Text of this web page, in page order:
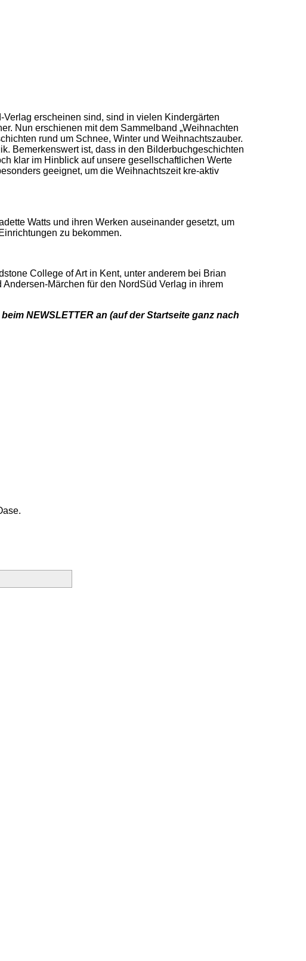
erscheinen sind, sind in vielen Kindergärten
Nun erschienen mit dem Sammelband „Weihnachten
rund um Schnee, Winter und Weihnachtszauber.
Bemerkenswert ist, dass in den Bilderbuchgeschichten
klar im Hinblick auf unsere gesellschaftlichen Werte
geeignet, um die Weihnachtszeit kre-aktiv
Watts und ihren Werken auseinander gesetzt, um
zu bekommen.
College of Art in Kent, unter anderem bei Brian
Märchen für den NordSüd Verlag in ihrem
NEWSLETTER an (auf der Startseite ganz nach